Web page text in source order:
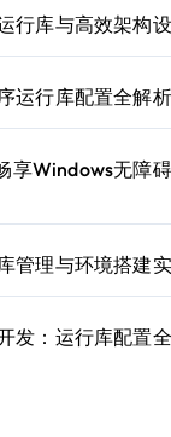
行库与高效架构
运行库配置全解析
享Windows无障
管理与环境搭建
发：运行库配置